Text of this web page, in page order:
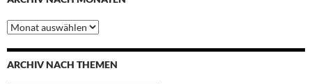
Archiv
nach
Monaten
ARCHIV NACH THEMEN